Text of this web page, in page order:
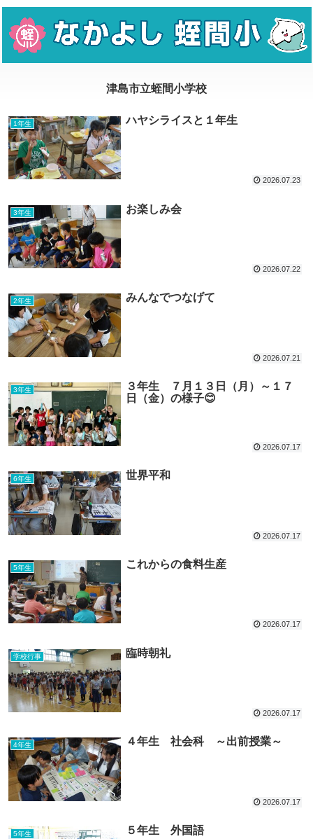
1年生 ハヤシライスと１年生
2026.07.23
3年生 お楽しみ会
2026.07.22
2年生 みんなでつなげて
2026.07.21
3年生
３年生 ７月１３日（月）～１７
日（金）の様子😊
2026.07.17
6年生 世界平和
2026.07.17
5年生 これからの食料生産
2026.07.17
学校行事 臨時朝礼
2026.07.17
4年生 ４年生 社会科 ～出前授業～
2026.07.17
5年生 ５年生 外国語